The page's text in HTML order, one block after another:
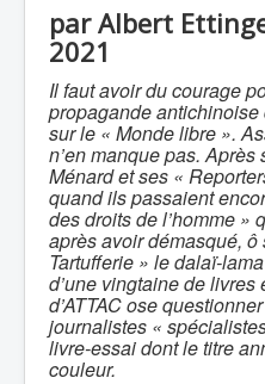
par Albert
2021
Il faut avoir du courage
propagande
sur le « Monde libre ».
n’en manque pas. Après
Ménard et ses «
quand ils passaient
des droits de l’homme »
après avoir démasqué,
Tartufferie » le dalaï-
d’une vingtaine de
d’ATTAC ose
journalistes «
livre-essai dont le titre
couleur.